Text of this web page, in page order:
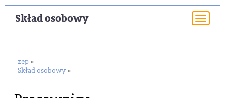
Skład osobowy
zep »
Skład osobowy »